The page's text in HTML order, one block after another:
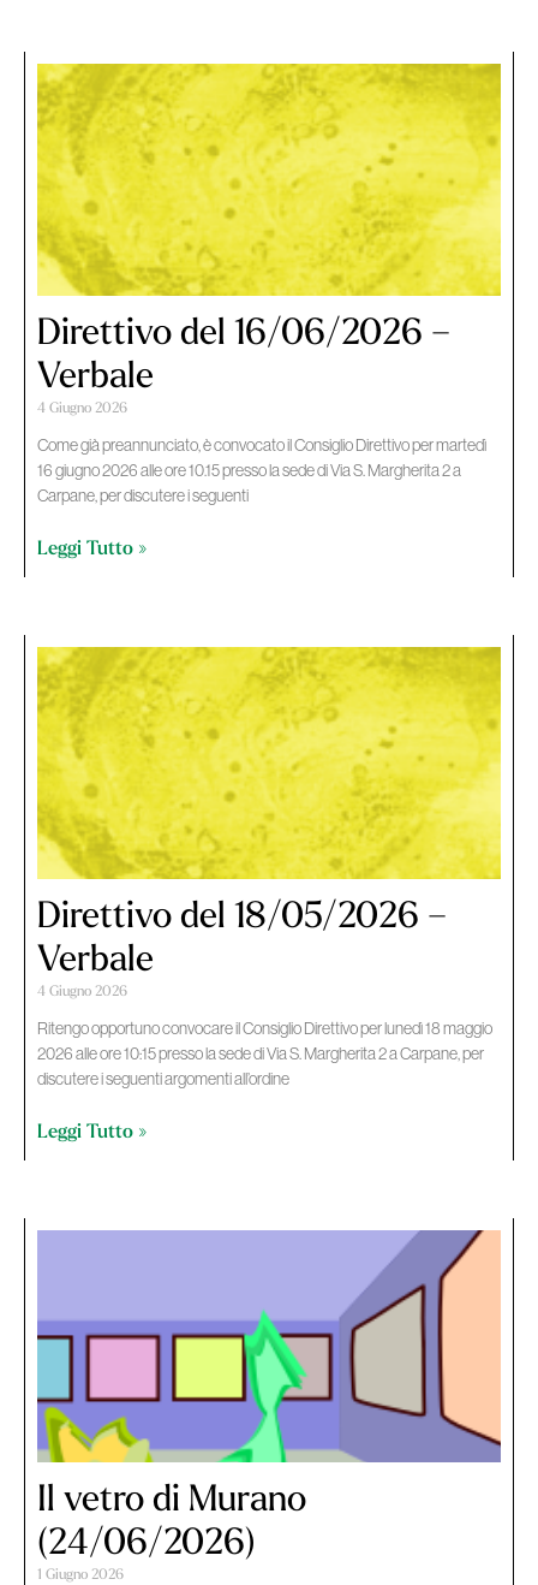
Direttivo del 16/06/2026 –
Verbale
4 Giugno 2026
Come già preannunciato, è convocato il Consiglio Direttivo per martedì
16 giugno 2026 alle ore 10.15 presso la sede di Via S. Margherita 2 a
Carpane, per discutere i seguenti
Leggi Tutto »
Direttivo del 18/05/2026 –
Verbale
4 Giugno 2026
Ritengo opportuno convocare il Consiglio Direttivo per lunedì 18 maggio
2026 alle ore 10:15 presso la sede di Via S. Margherita 2 a Carpane, per
discutere i seguenti argomenti all’ordine
Leggi Tutto »
Il vetro di Murano
(24/06/2026)
1 Giugno 2026